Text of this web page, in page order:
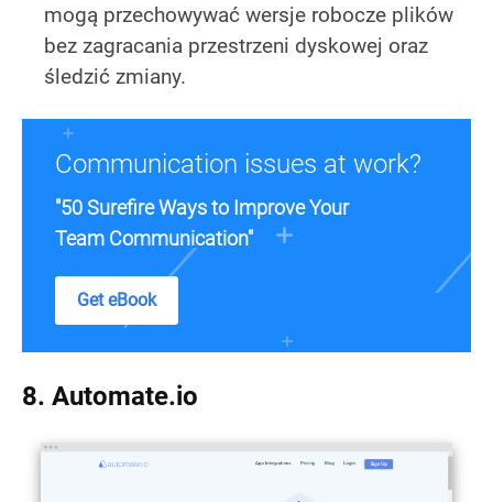
mogą przechowywać wersje robocze plików
bez zagracania przestrzeni dyskowej oraz
śledzić zmiany.
Communication issues at work?
"50 Surefire Ways to Improve Your
Team Communication"
Get eBook
8. Automate.io